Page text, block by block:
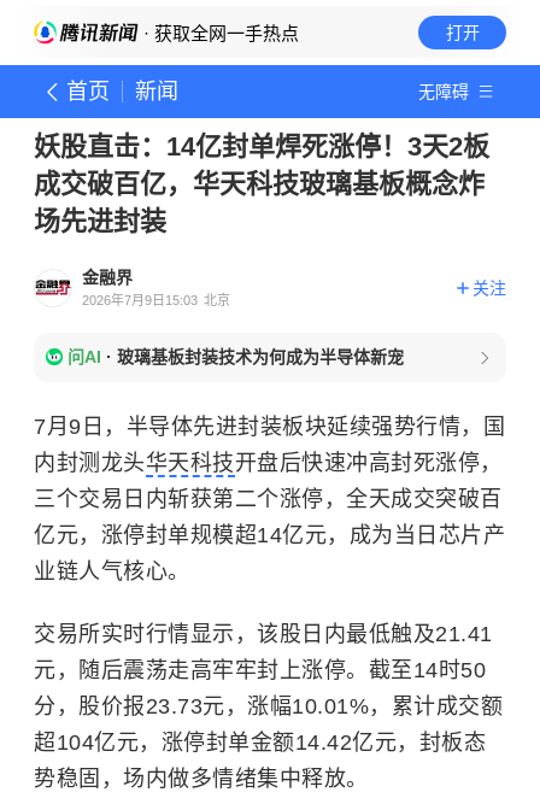
· 获取全网一手热点 打开
首页 新闻 无障碍
妖股直击：14亿封单焊死涨停！3天2板
成交破百亿，华天科技玻璃基板概念炸
场先进封装
金融界
2026年7月9日15:03 北京
关注
问AI · 玻璃基板封装技术为何成为半导体新宠
7月9日，半导体先进封装板块延续强势行情，国
内封测龙头华天科技开盘后快速冲高封死涨停，
三个交易日内斩获第二个涨停，全天成交突破百
亿元，涨停封单规模超14亿元，成为当日芯片产
业链人气核心。
交易所实时行情显示，该股日内最低触及21.41
元，随后震荡走高牢牢封上涨停。截至14时50
分，股价报23.73元，涨幅10.01%，累计成交额
超104亿元，涨停封单金额14.42亿元，封板态
势稳固，场内做多情绪集中释放。